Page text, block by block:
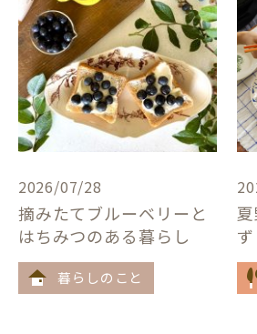
2026/07/28
摘みたてブルーベリーと
はちみつのある暮らし
暮らしのこと
ず